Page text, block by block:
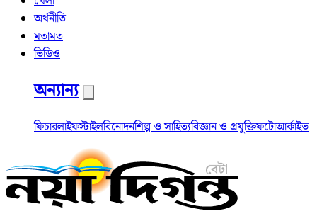
অর্থনীতি
মতামত
ভিডিও
অন্যান্য
ফিচারলাইফস্টাইলবিনোদনশিল্প ও সাহিত্যবিজ্ঞান ও প্রযুক্তিফটোআর্কাইভ